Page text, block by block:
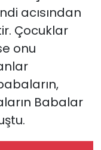
acısından
Çocuklar
onu
Babalar